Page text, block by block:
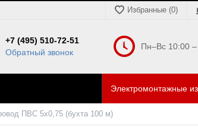
Избранные (0)
+7 (495) 510-72-51
Обратный звонок
Пн–Вс 10:00
Электромонтажные
ПВС 5x0,75 (бухта 100 м)